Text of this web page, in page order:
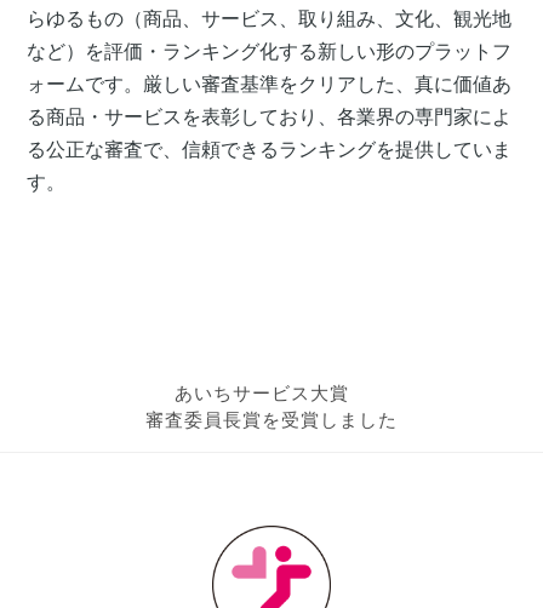
らゆるもの（商品、サービス、取り組み、文化、観光地
など）を評価・ランキング化する新しい形のプラットフ
ォームです。厳しい​審査基準を​クリアした、真に​価値あ
る​商品・サービスを​表彰しており、各業界の​専門家に​よ
る​公正な​審査で、信頼できるランキングを​提供していま
す。
あいちサービス大賞
審査委員長賞を受賞しました